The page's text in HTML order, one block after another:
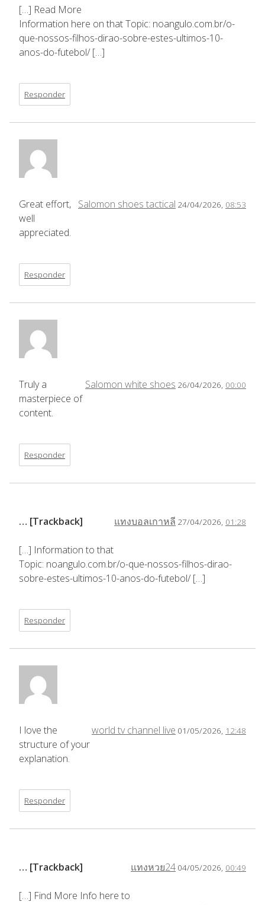
[…] Read More
Information here on that Topic: noangulo.com.br/o-
que-nossos-filhos-dirao-sobre-estes-ultimos-10-
anos-do-futebol/ […]
Responder
Salomon shoes tactical 24/04/2026, 08:53
Great effort,
well
appreciated.
Responder
Salomon white shoes 26/04/2026, 00:00
Truly a
masterpiece of
content.
Responder
แทงบอลเกาหลี 27/04/2026, 01:28
… [Trackback]
[…] Information to that
Topic: noangulo.com.br/o-que-nossos-filhos-dirao-
sobre-estes-ultimos-10-anos-do-futebol/ […]
Responder
world tv channel live 01/05/2026, 12:48
I love the
structure of your
explanation.
Responder
แทงหวย24 04/05/2026, 00:49
… [Trackback]
[…] Find More Info here to